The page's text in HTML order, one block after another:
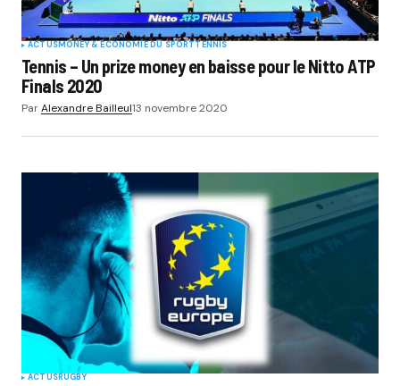
ACTUSMONEY & ÉCONOMIE DU SPORTTENNIS
Tennis – Un prize money en baisse pour le Nitto ATP
Finals 2020
ParAlexandre Bailleul13 novembre 2020
ACTUSRUGBY